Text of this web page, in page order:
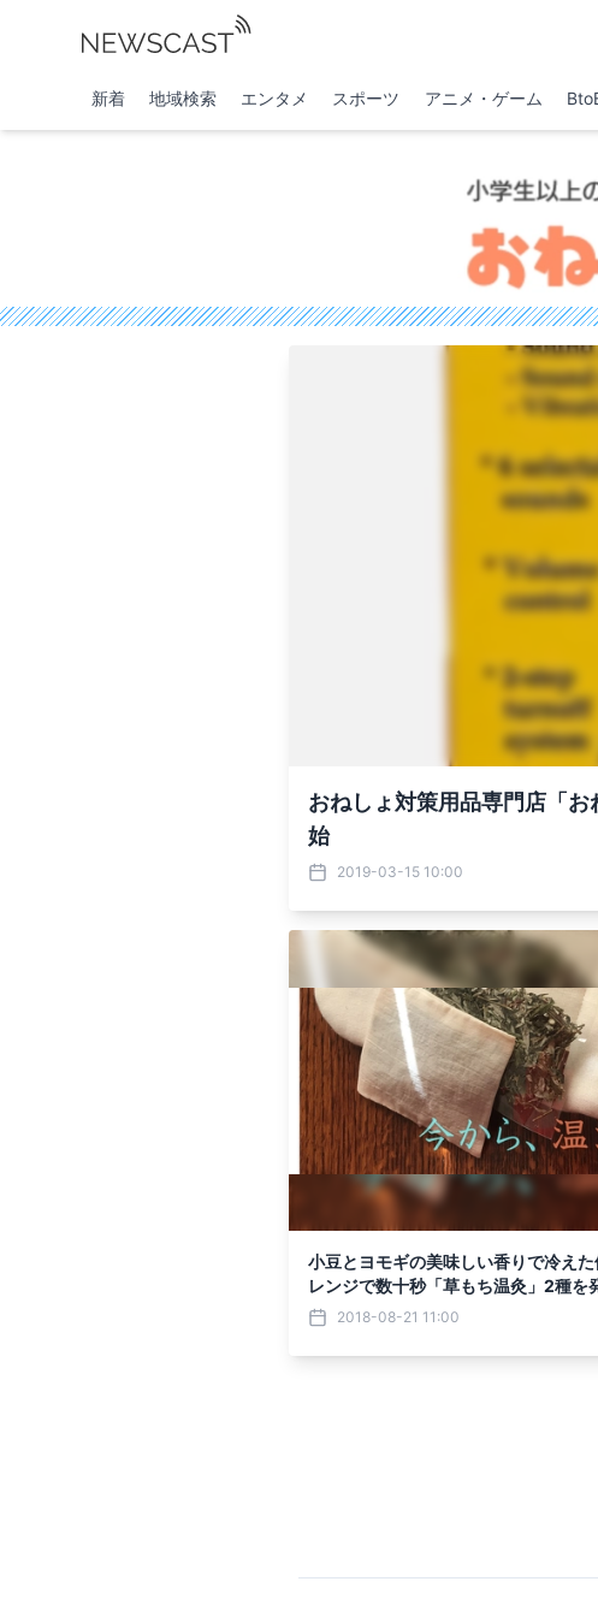
新着 地域検索 エンタメ スポーツ アニメ・ゲーム
おねしょ対策用品専門店「
始
2019-03-15 10:00
小豆とヨモギの美味しい香りで冷え
レンジで数十秒「草もち温灸」2種を
2018-08-21 11:00